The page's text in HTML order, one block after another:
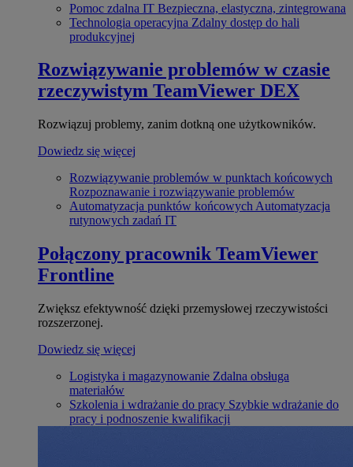
Pomoc zdalna IT Bezpieczna, elastyczna, zintegrowana
Technologia operacyjna Zdalny dostęp do hali
produkcyjnej
Rozwiązywanie problemów w czasie
rzeczywistym TeamViewer DEX
Rozwiązuj problemy, zanim dotkną one użytkowników.
Dowiedz się więcej
Rozwiązywanie problemów w punktach końcowych
Rozpoznawanie i rozwiązywanie problemów
Automatyzacja punktów końcowych Automatyzacja
rutynowych zadań IT
Połączony pracownik TeamViewer
Frontline
Zwiększ efektywność dzięki przemysłowej rzeczywistości
rozszerzonej.
Dowiedz się więcej
Logistyka i magazynowanie Zdalna obsługa
materiałów
Szkolenia i wdrażanie do pracy Szybkie wdrażanie do
pracy i podnoszenie kwalifikacji